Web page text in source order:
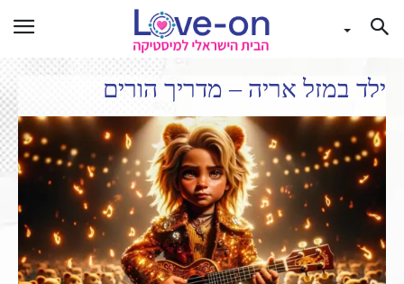
ילד במזל אריה – מדריך הורים